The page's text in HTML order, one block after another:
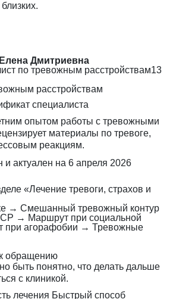
Елена Дмитриевна
по тревожным расстройствам13
расстройствам
специалиста
опытом работы с тревожными
материалы по тревоге,
реакциям.
и актуален на 6 апреля 2026
«Лечение тревоги, страхов и
→ Смешанный тревожный контур
→ Маршрут при социальной
при агорафобии → Тревожные
обращению
быть понятно, что делать дальше
с клиникой.
лечения Быстрый способ